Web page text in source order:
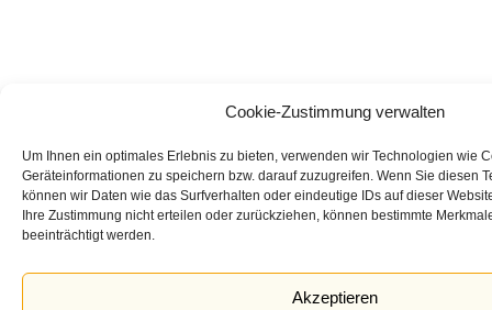
Cookie-Zustimmung verwalten
Um Ihnen ein optimales Erlebnis zu bieten, verwenden wir Technologien wie
Geräteinformationen zu speichern bzw. darauf zuzugreifen. Wenn Sie diesen
können wir Daten wie das Surfverhalten oder eindeutige IDs auf dieser
Ihre Zustimmung nicht erteilen oder zurückziehen, können bestimmte
beeinträchtigt werden.
Akzeptieren